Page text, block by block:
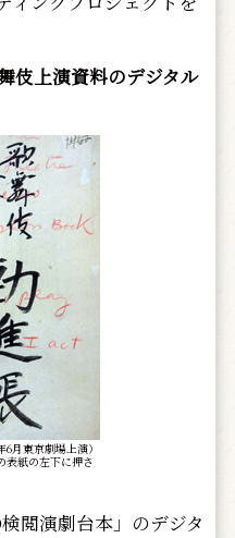
伎上演資料のデジタル
6月東京劇場上演）
表紙の左下に押さ
閲演劇台本」のデジタ